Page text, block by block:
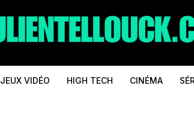
JEUX VIDÉO HIGH TECH CINÉMA